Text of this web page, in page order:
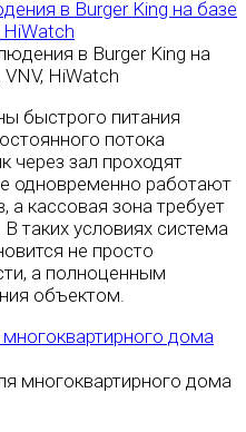
в Burger King на базе
HiWatch
быстрого питания
потока
через зал проходят
одновременно работают
а кассовая зона требует
таких условиях система
не просто
а полноценным
объектом.
дома